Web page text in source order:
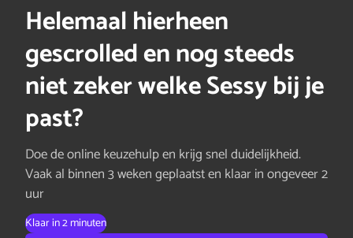
Helemaal hierheen
gescrolled en nog steeds
niet zeker welke Sessy bij je
past?
Doe de online keuzehulp en krijg snel duidelijkheid.
Vaak al binnen 3 weken geplaatst en klaar in ongeveer 2
uur
Klaar in 2 minuten